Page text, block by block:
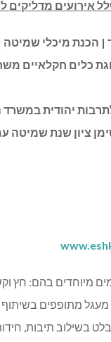
אירועים
| הכנת מיכלי
כלים חקלאיים
יהודית
ציון שנת
מיוחדים בהם: חץ
מתופפים בשיתוף
בשילוב תיבות,